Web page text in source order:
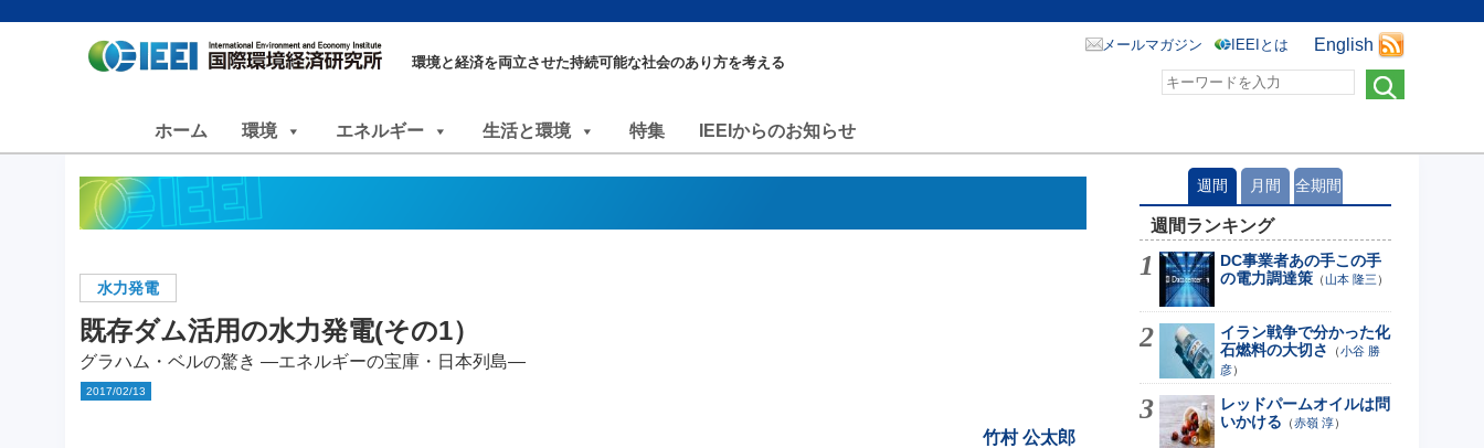
環境と経済を両立させた持続可能な社会のあり方を考える
English
メールマガジン IEEIとは
ホーム 環境 エネルギー 生活と環境 特集 IEEIからのお知らせ
水力発電
既存ダム活用の水力発電(その1）
グラハム・ベルの驚き ―エネルギーの宝庫・日本列島―
2017/02/13
竹村 公太郎
週間 月間 全期間
週間ランキング
DC事業者あの手この手
の電力調達策 （山本 隆三 ）
イラン戦争で分かった化
石燃料の大切さ
（小谷 勝
彦）
レッドパームオイルは問
いかける （赤嶺 淳）